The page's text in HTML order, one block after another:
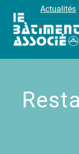
Actualités
Nos
Nos